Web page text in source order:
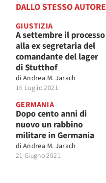
DALLO STESSO AUTORE
GIUSTIZIA
A settembre il processo
alla ex segretaria del
comandante del lager
di Stutthof
di Andrea M. Jarach
16 Luglio 2021
GERMANIA
Dopo cento anni di
nuovo un rabbino
militare in Germania
di Andrea M. Jarach
21 Giugno 2021